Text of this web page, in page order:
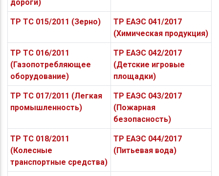
дороги)
ТР ТС 015/2011 (Зерно)
ТР ЕАЭС 041/2017
(Химическая продукция)
ТР ТС 016/2011
(Газопотребляющее
оборудование)
ТР ЕАЭС 042/2017
(Детские игровые
площадки)
ТР ТС 017/2011 (Легкая
промышленность)
ТР ЕАЭС 043/2017
(Пожарная
безопасность)
ТР ТС 018/2011
(Колесные
транспортные средства)
ТР ЕАЭС 044/2017
(Питьевая вода)